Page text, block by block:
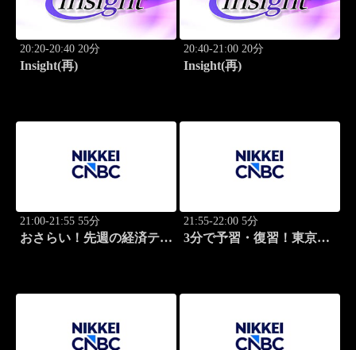
20:20-20:40 20分
Insight(再)
20:40-21:00 20分
Insight(再)
21:00-21:55 55分
おさらい！先週の経済テー
21:55-22:00 5分
3分で予習・復習！東京市